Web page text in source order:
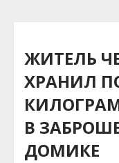
ЖИТЕЛЬ
ХРАНИЛ
В
ДОМИКЕ